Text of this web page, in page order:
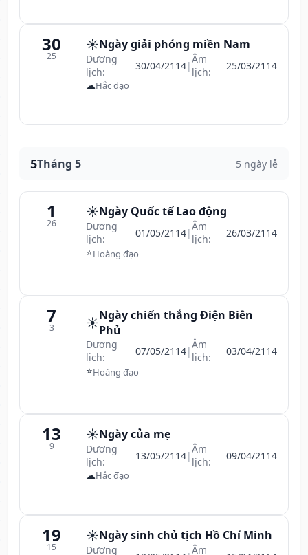
30
25
☀️Ngày giải phóng miền Nam
Dương
lịch:
30/04/2114|Âm
lịch:
25/03/2114
☁Hắc đạo
5Tháng 5 5 ngày lễ
1
26
☀️Ngày Quốc tế Lao động
Dương
lịch:
01/05/2114|Âm
lịch:
26/03/2114
⭐Hoàng đạo
7
3 ☀️Ngày chiến thắng Điện Biên
Phủ
Dương
lịch:
07/05/2114|Âm
lịch:
03/04/2114
⭐Hoàng đạo
13
9
☀️Ngày của mẹ
Dương
lịch:
13/05/2114|Âm
lịch:
09/04/2114
☁Hắc đạo
19
15
☀️Ngày sinh chủ tịch Hồ Chí Minh
Dương
Âm